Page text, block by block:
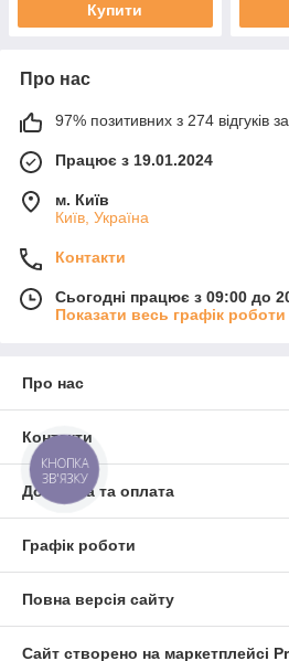
Купити
Про нас
97% позитивних з 274 відгуків за
Працює з 19.01.2024
м. Київ
Київ, Україна
Контакти
Сьогодні працює з 09:00 до
Показати весь графік роботи
Про нас
Контакти
Доставка та оплата
Графік роботи
Повна версія сайту
Сайт створено на маркетплейсі
КНОПКА
ЗВ'ЯЗКУ